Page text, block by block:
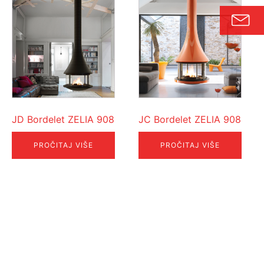
JD Bordelet ZELIA 908
PROČITAJ VIŠE
JC Bordelet ZELIA 908
PROČITAJ VIŠE